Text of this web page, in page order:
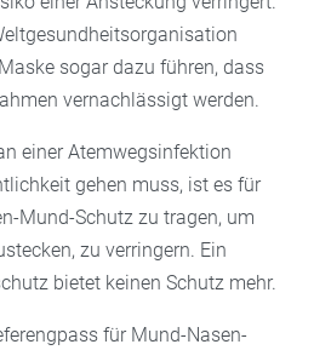
sogar dazu führen, dass
vernachlässigt werden.
einer Atemwegsinfektion
gehen muss, ist es für
Mund-Schutz zu tragen, um
zu verringern. Ein
bietet keinen Schutz mehr.
für Mund-Nasen-